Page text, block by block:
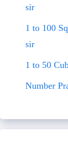
sir
1 to 100
sir
1 to 50
Number